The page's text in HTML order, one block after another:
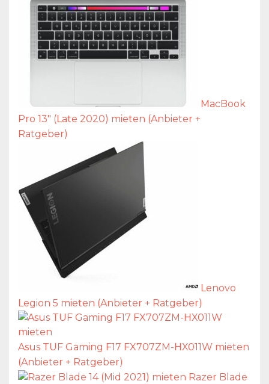
MacBook
Pro 13″ (Late 2020) mieten (Anbieter +
Ratgeber)
Lenovo
Legion 5 mieten (Anbieter + Ratgeber)
Asus TUF Gaming F17 FX707ZM-HX011W mieten
(Anbieter + Ratgeber)
Razer Blade